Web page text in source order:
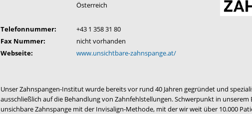
Österreich
Telefonnummer:
+43 1 358 31 80
Fax Nummer:
nicht vorhanden
Webseite:
www.unsichtbare-zahnspange.at/
Unser Zahnspangen-Institut wurde bereits vor rund 40 Jahren gegründet und
ausschließlich auf die Behandlung von Zahnfehlstellungen. Schwerpunkt in
unsichbare Zahnspange mit der Invisalign-Methode, mit der wir weit über 10.000